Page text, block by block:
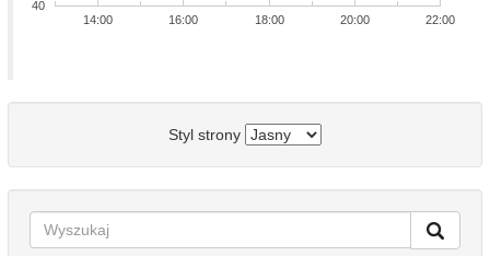
14:00 16:00 18:00 20:00 22:00
40
Styl strony